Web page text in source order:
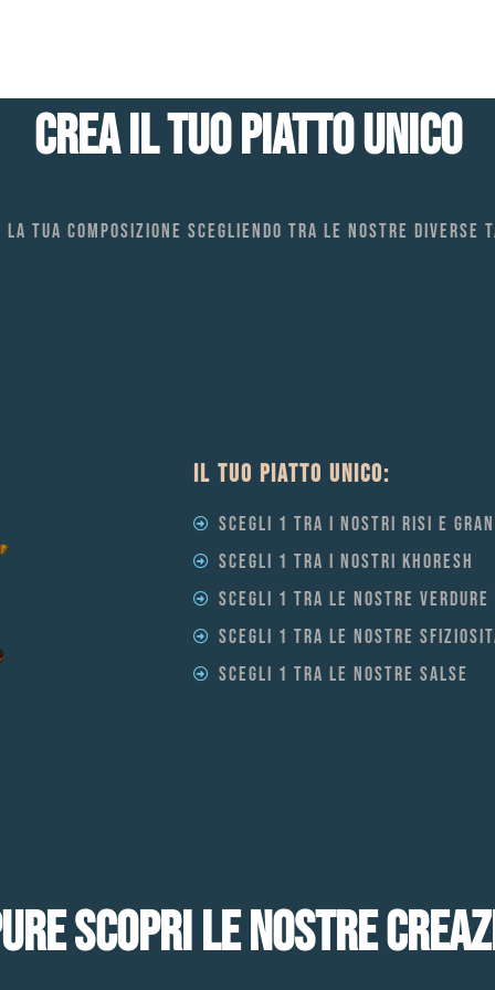
CREA IL TUO PIATTO UNICO
la tua composizione scegliendo tra le nostre diverse
IL TUO PIATTO UNICO:
Scegli 1 tra i nostri risi e
Scegli 1 tra i nostri khoresh
Scegli 1 tra le nostre verdure
Scegli 1 tra le nostre
Scegli 1 tra le nostre salse
SCOPRI LE NOSTRE